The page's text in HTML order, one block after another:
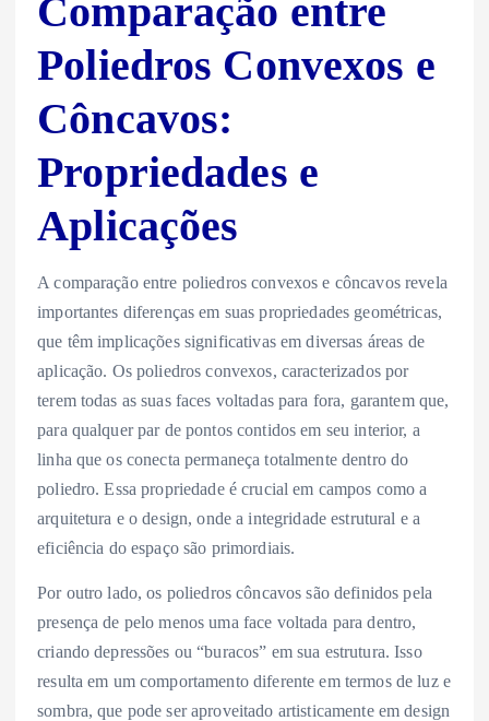
Comparação entre
Poliedros Convexos e
Côncavos:
Propriedades e
Aplicações
A comparação entre poliedros convexos e côncavos revela
importantes diferenças em suas propriedades geométricas,
que têm implicações significativas em diversas áreas de
aplicação. Os poliedros convexos, caracterizados por
terem todas as suas faces voltadas para fora, garantem que,
para qualquer par de pontos contidos em seu interior, a
linha que os conecta permaneça totalmente dentro do
poliedro. Essa propriedade é crucial em campos como a
arquitetura e o design, onde a integridade estrutural e a
eficiência do espaço são primordiais.
Por outro lado, os poliedros côncavos são definidos pela
presença de pelo menos uma face voltada para dentro,
criando depressões ou “buracos” em sua estrutura. Isso
resulta em um comportamento diferente em termos de luz e
sombra, que pode ser aproveitado artisticamente em design